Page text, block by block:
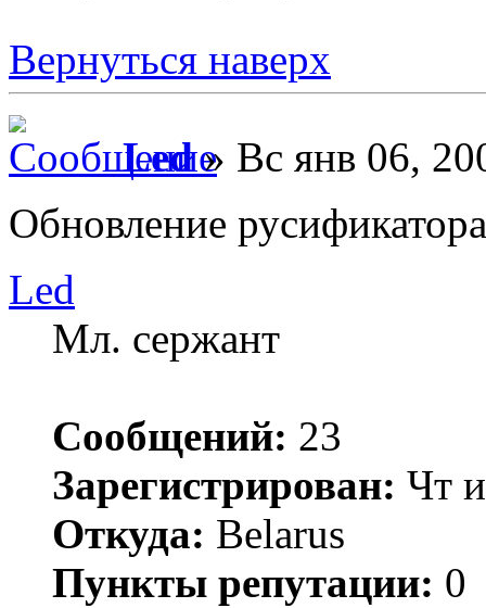
Вернуться наверх
Led» Вс янв 06,
Обновление
Led
Мл. сержант
Сообщений: 23
Зарегистрирован: Чт
Откуда: Belarus
Пункты репутации: 0